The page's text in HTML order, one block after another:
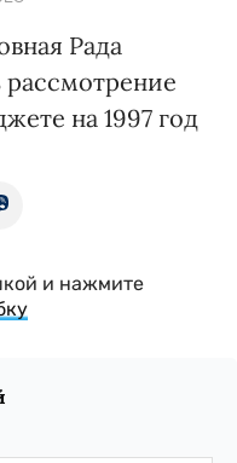
Рада
на 1997 год
и нажмите